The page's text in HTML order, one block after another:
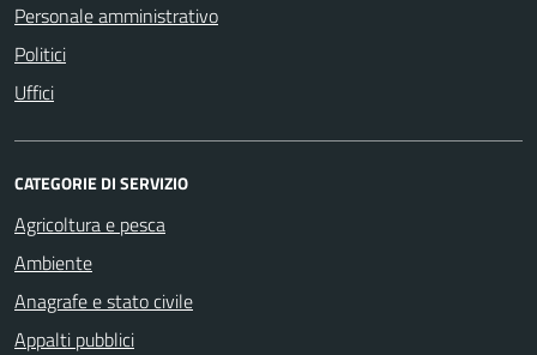
Personale amministrativo
Politici
Uffici
CATEGORIE DI SERVIZIO
Agricoltura e pesca
Ambiente
Anagrafe e stato civile
Appalti pubblici